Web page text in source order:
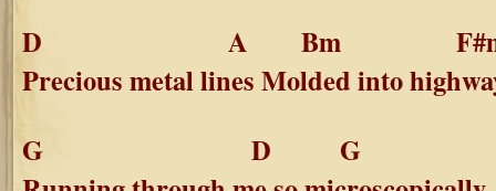
D A Bm
Precious metal lines Molded into
G D G